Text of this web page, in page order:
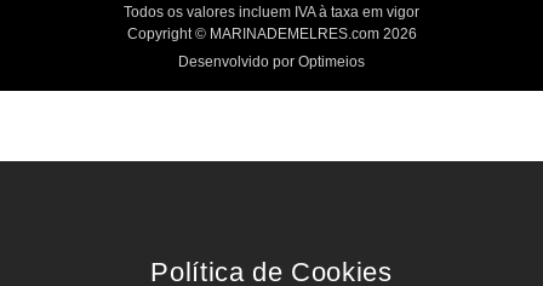
Todos os valores incluem IVA à taxa em vigor
Copyright © MARINADEMELRES.com 2026
Desenvolvido por Optimeios